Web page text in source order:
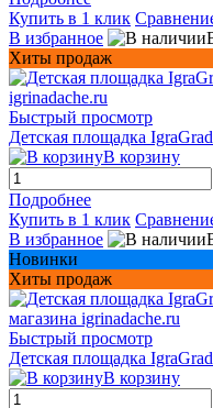
Купить в 1 клик
В избранное
Хиты продаж
Быстрый просмотр
Детская площадка
В корзину
Подробнее
Купить в 1 клик
В избранное
Новинки
Хиты продаж
Быстрый просмотр
Детская площадка
В корзину